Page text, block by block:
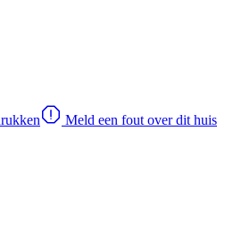
Meld een fout over dit huis